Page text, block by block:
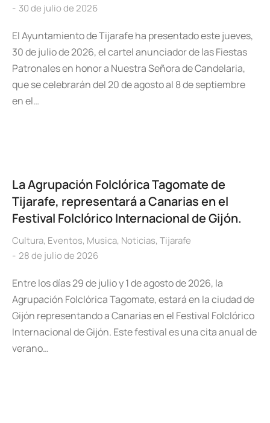
30 de julio de 2026
El Ayuntamiento de Tijarafe ha presentado este jueves,
30 de julio de 2026, el cartel anunciador de las Fiestas
Patronales en honor a Nuestra Señora de Candelaria,
que se celebrarán del 20 de agosto al 8 de septiembre
en el…
La Agrupación Folclórica Tagomate de
Tijarafe, representará a Canarias en el
Festival Folclórico Internacional de Gijón.
Cultura, Eventos, Musica, Noticias, Tijarafe
28 de julio de 2026
Entre los días 29 de julio y 1 de agosto de 2026, la
Agrupación Folclórica Tagomate, estará en la ciudad de
Gijón representando a Canarias en el Festival Folclórico
Internacional de Gijón. Este festival es una cita anual de
verano…